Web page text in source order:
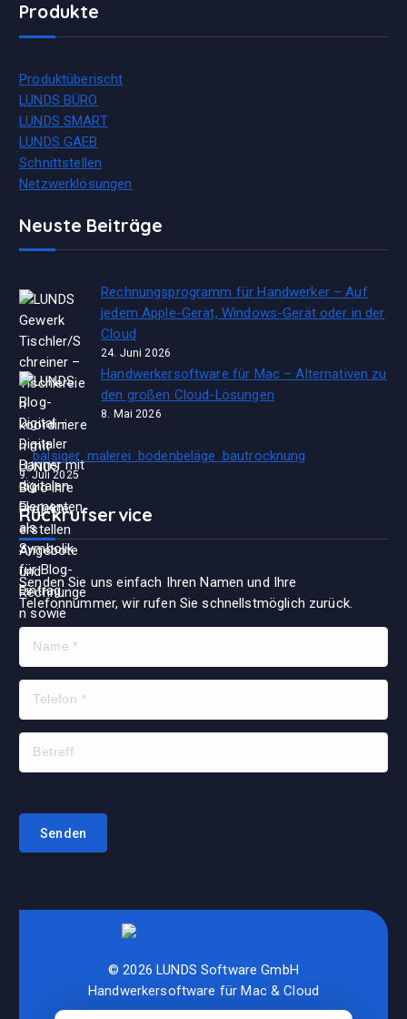
Produkte
Produktüberischt
LUNDS BÜRO
LUNDS SMART
LUNDS GAEB
Schnittstellen
Netzwerklösungen
Neuste Beiträge
Rechnungsprogramm für Handwerker – Auf
jedem Apple-Gerät, Windows-Gerät oder in der
Cloud
24. Juni 2026
Handwerkersoftware für Mac – Alternativen zu
den großen Cloud-Lösungen
8. Mai 2026
balsiger .malerei .bodenbeläge .bautrocknung
9. Juli 2025
Rückrufservice
Senden Sie uns einfach Ihren Namen und Ihre
Telefonnummer, wir rufen Sie schnellstmöglich zurück.
© 2026 LUNDS Software GmbH
Handwerkersoftware für Mac & Cloud